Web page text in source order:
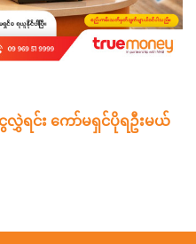
ရင်း ကော်မရှင်ပိုရဦးမယ်